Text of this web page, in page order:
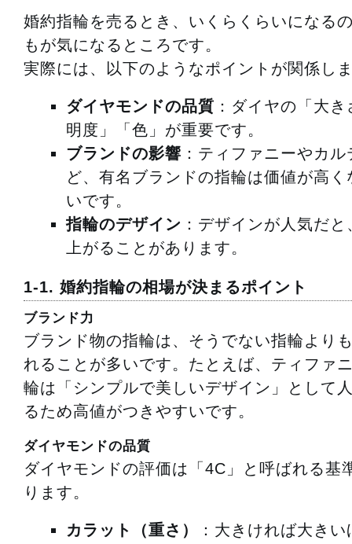
婚約指輪を売るとき、いくらくらいになる
もが気になるところです。
実際には、以下のようなポイントが関係し
ダイヤモンドの品質 ：ダイヤの「大
明度」「色」が重要です。
ブランドの影響 ：ティファニーやカ
ど、有名ブランドの指輪は価値が高く
いです。
指輪のデザイン ：デザインが人気だ
上がることがあります。
1-1. 婚約指輪の相場が決まるポイント
ブランド力
ブランド物の指輪は、そうでない指輪より
れることが多いです。たとえば、ティファ
輪は「シンプルで美しいデザイン」として
るため高値がつきやすいです。
ダイヤモンドの品質
ダイヤモンドの評価は「4C」と呼ばれる基
ります。
カラット（重さ）
：大きければ大きい